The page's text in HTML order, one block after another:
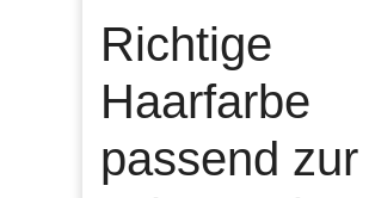
Richtige
Haarfarbe
passend zur